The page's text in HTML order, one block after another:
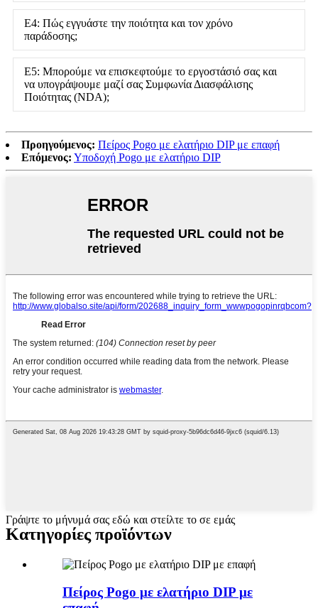
Ε4: Πώς εγγυάστε την ποιότητα και τον χρόνο
παράδοσης;
Ε5: Μπορούμε να επισκεφτούμε το εργοστάσιό σας και
να υπογράψουμε μαζί σας Συμφωνία Διασφάλισης
Ποιότητας (NDA);
Προηγούμενος: Πείρος Pogo με ελατήριο DIP με επαφή
Επόμενος: Υποδοχή Pogo με ελατήριο DIP
Γράψτε το μήνυμά σας εδώ και στείλτε το σε εμάς
Κατηγορίες προϊόντων
Πείρος Pogo με ελατήριο DIP με